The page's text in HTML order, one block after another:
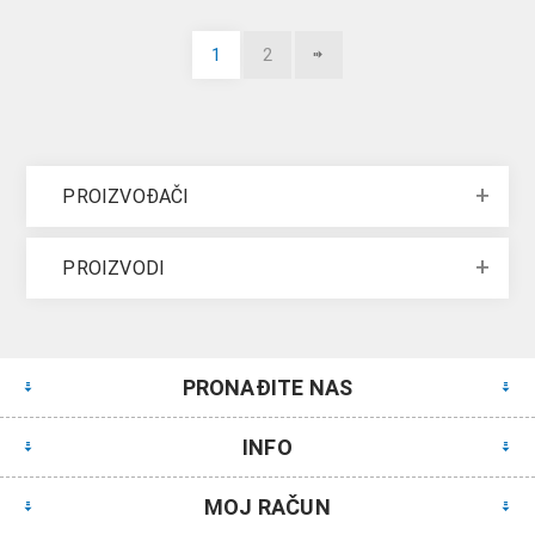
1 2
PROIZVOĐAČI
PROIZVODI
PRONAĐITE NAS
INFO
MOJ RAČUN